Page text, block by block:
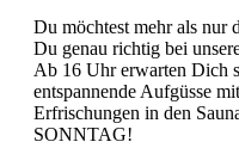
Du möchtest mehr als nur
Du genau richtig bei
Ab 16 Uhr erwarten Dich
entspannende Aufgüsse
Erfrischungen in den
SONNTAG!